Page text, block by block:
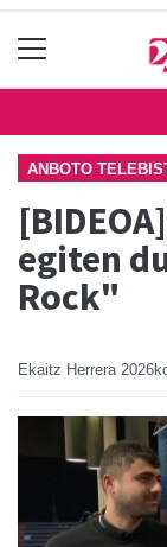
ANBOTO
egiten
Rock"
Ekaitz Herrera